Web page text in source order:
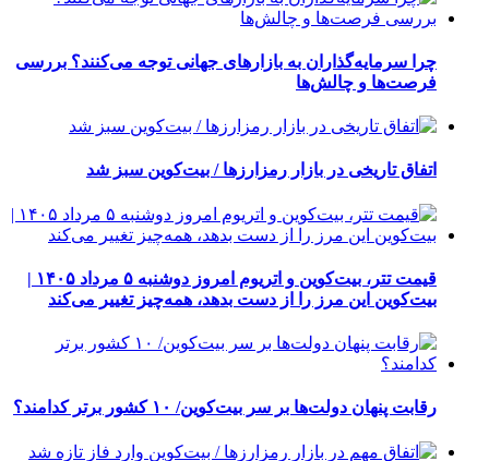
چرا سرمایه‌گذاران به بازارهای جهانی توجه می‌کنند؟ بررسی
فرصت‌ها و چالش‌ها
اتفاق تاریخی در بازار رمزارزها / بیت‌کوین سبز شد
قیمت تتر، بیت‌کوین و اتریوم امروز دوشنبه ۵ مرداد ۱۴۰۵ |
بیت‌کوین این مرز را از دست بدهد، همه‌چیز تغییر می‌کند
رقابت پنهان دولت‌ها بر سر بیت‌کوین/ ۱۰ کشور برتر کدامند؟